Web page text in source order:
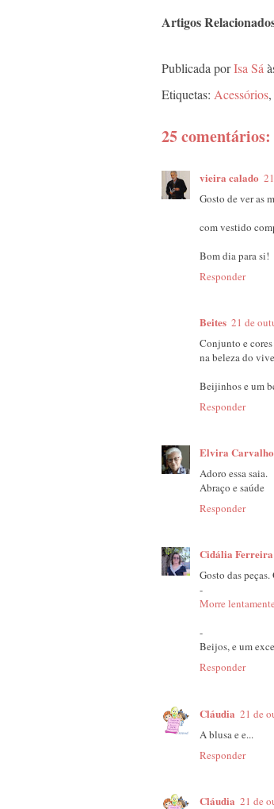
Artigos
Publicada porIsa Sá
Etiquetas: Acessórios,
25 comentários:
vieira calado
Gosto de ver as
com vestido
Bom dia para si!
Responder
Beites 21 de
Conjunto e
na beleza do
Beijinhos e um
Responder
Elvira Carvalho
Adoro essa saia.
Abraço e saúde
Responder
Cidália Ferreira
Gosto das
-
Morre
-
Beijos, e um
Responder
Cláudia 21 de
A blusa e e...
Responder
Cláudia 21 de